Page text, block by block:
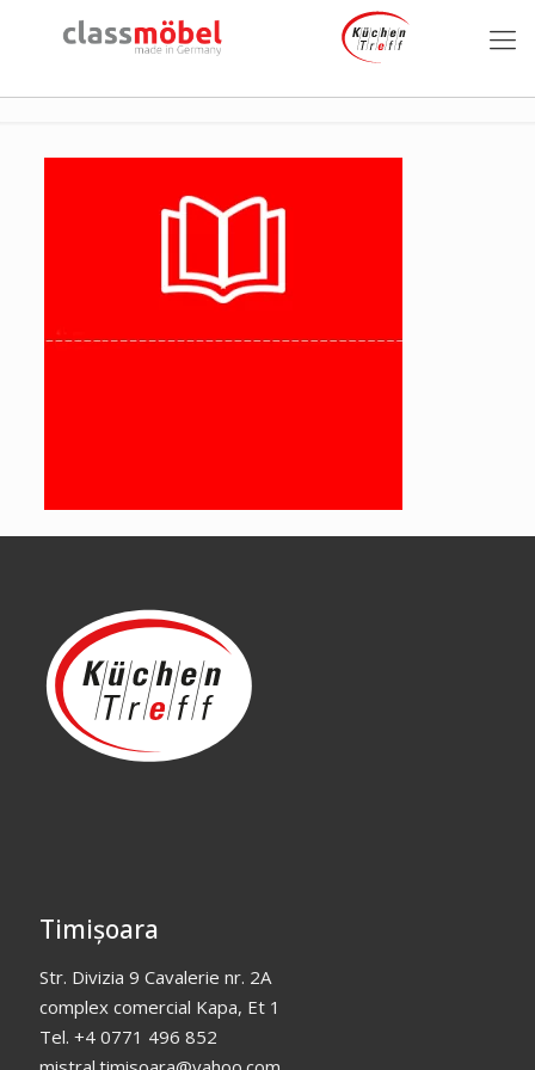
Timișoara
Str. Divizia 9 Cavalerie nr. 2A
complex comercial Kapa, Et 1
Tel. +4 0771 496 852